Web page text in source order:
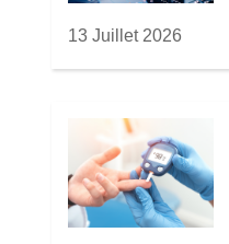
13 Juillet 2026